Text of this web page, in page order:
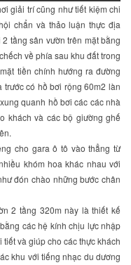
giải trí cũng như tiết kiệm chi
chẩn và thảo luận thực địa
tầng sân vườn trên mặt bằng
về phía sau khu đất trong
tiền chính hướng ra đường
có hồ bơi rộng 60m2 làn
quanh hồ bơi các các nhà
khách và các bộ giường ghế
cho gara ô tô vào thẳng từ
khóm hoa khác nhau với
đón chào những bước chân
2 tầng 320m này là thiết kế
các hệ kính chịu lực nhập
và giúp cho các thực khách
khu với tiếng nhạc du dương